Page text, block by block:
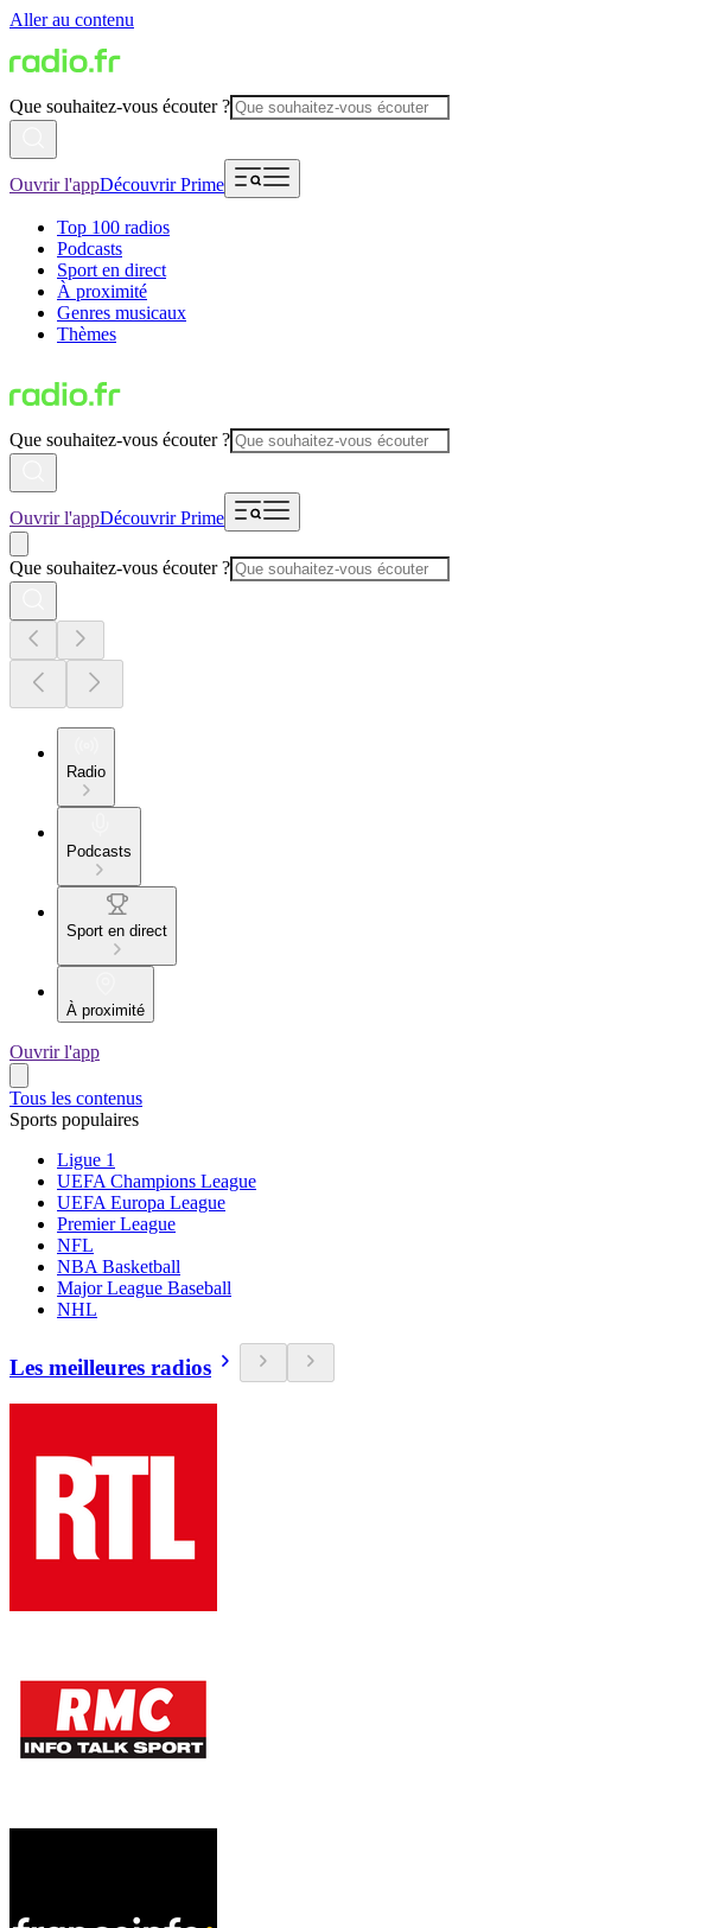
Aller au contenu
Que souhaitez-vous écouter ?
Ouvrir l'appDécouvrir Prime
Top 100 radios
Podcasts
Sport en direct
À proximité
Genres musicaux
Thèmes
Que souhaitez-vous écouter ?
Ouvrir l'appDécouvrir Prime
Que souhaitez-vous écouter ?
Radio
Podcasts
Sport en direct
À proximité
Ouvrir l'app
Tous les contenus
Sports populaires
Ligue 1
UEFA Champions League
UEFA Europa League
Premier League
NFL
NBA Basketball
Major League Baseball
NHL
Les meilleures radios